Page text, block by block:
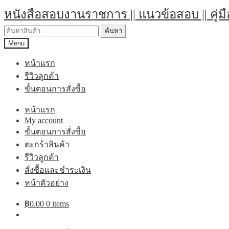
Skip
to
navigation
Skip
to
content
หนังสือสอบงานราชการ || แนวข้อสอบ || คู่
ค้นหา:
ค้นหา
Menu
หน้าแรก
รีวิวลูกค้า
ขั้นตอนการสั่งซื้อ
หน้าแรก
My account
ขั้นตอนการสั่งซื้อ
ตะกร้าสินค้า
รีวิวลูกค้า
สั่งซื้อและชำระเงิน
หน้าตัวอย่าง
฿0.00 0 items